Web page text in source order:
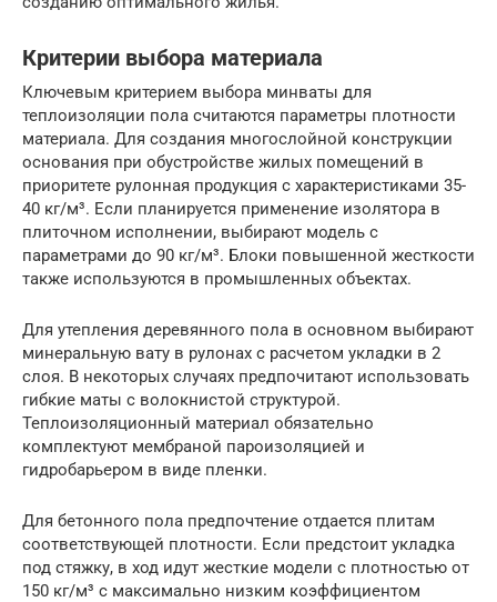
Критерии выбора материала
Ключевым критерием выбора минваты для
теплоизоляции пола считаются параметры плотности
материала. Для создания многослойной конструкции
основания при обустройстве жилых помещений в
приоритете рулонная продукция с характеристиками 35-
40 кг/м³. Если планируется применение изолятора в
плиточном исполнении, выбирают модель с
параметрами до 90 кг/м³. Блоки повышенной жесткости
также используются в промышленных объектах.
Для утепления деревянного пола в основном выбирают
минеральную вату в рулонах с расчетом укладки в 2
слоя. В некоторых случаях предпочитают использовать
гибкие маты с волокнистой структурой.
Теплоизоляционный материал обязательно
комплектуют мембраной пароизоляцией и
гидробарьером в виде пленки.
Для бетонного пола предпочтение отдается плитам
соответствующей плотности. Если предстоит укладка
под стяжку, в ход идут жесткие модели с плотностью от
150 кг/м³ с максимально низким коэффициентом